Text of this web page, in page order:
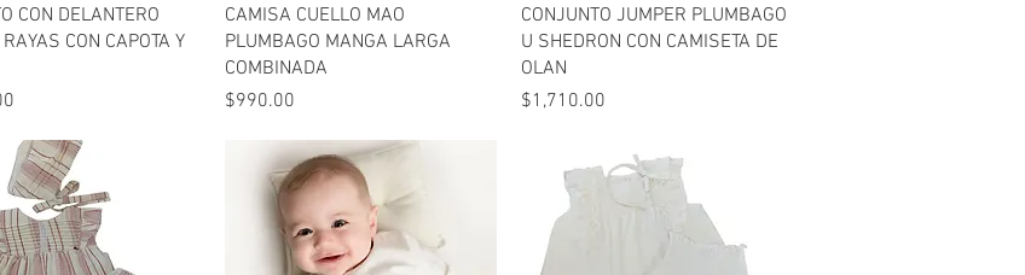
Vista rápida
CON DELANTERO
CON CAPOTA Y
Vista rápida
CAMISA CUELLO MAO
PLUMBAGO MANGA LARGA
COMBINADA
Precio
$990.00
Vista rápida
CONJUNTO JUMPER PLUMBAGO
U SHEDRON CON CAMISETA DE
OLAN
Precio
$1,710.00